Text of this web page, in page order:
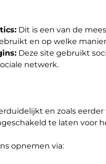
Dit is een van de
en op welke
Deze site gebruikt
netwerk.
en zoals
te laten voor
opnemen via: